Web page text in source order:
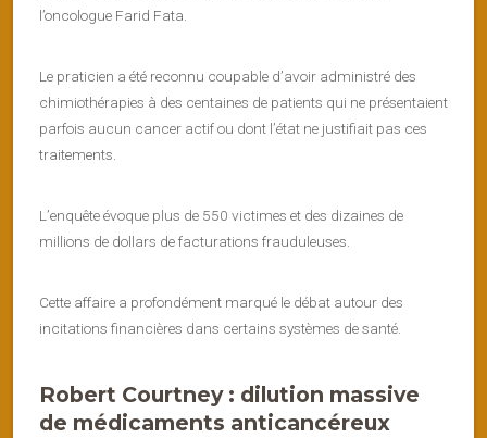
l’oncologue Farid Fata.
Le praticien a été reconnu coupable d’avoir administré des
chimiothérapies à des centaines de patients qui ne présentaient
parfois aucun cancer actif ou dont l’état ne justifiait pas ces
traitements.
L’enquête évoque plus de 550 victimes et des dizaines de
millions de dollars de facturations frauduleuses.
Cette affaire a profondément marqué le débat autour des
incitations financières dans certains systèmes de santé.
Robert Courtney : dilution massive
de médicaments anticancéreux